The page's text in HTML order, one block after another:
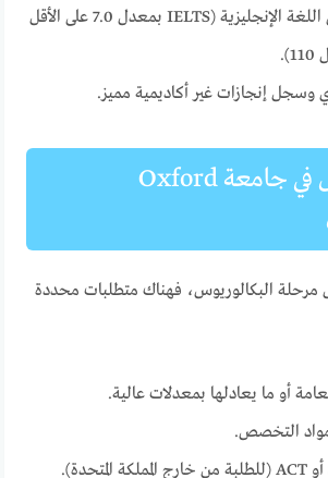
مستوى متقدم في اللغة الإنجليزية (IELTS بمعدل 7.0 على الأقل
وسجل إنجازات غير أكاديمية مميز.
شروط القبول في جامعة Oxford
البكالوريوس، فهناك متطلبات محددة
أو ما يعادلها بمعدلات عالية.
التخصص.